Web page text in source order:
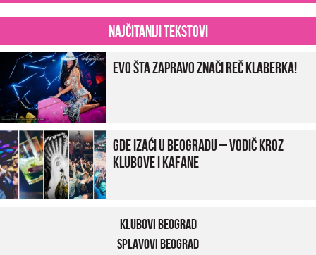
Najčitaniji tekstovi
Evo šta zapravo znači reč klaberka!
Gde izaći u Beogradu – vodič kroz
klubove i kafane
Klubovi Beograd
Splavovi Beograd